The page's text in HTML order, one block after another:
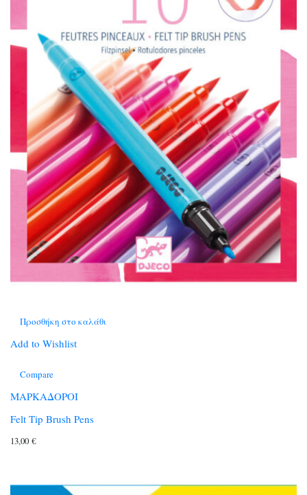
Προσθήκη στο καλάθι
Add to Wishlist
Compare
ΜΑΡΚΑΔΟΡΟΙ
Felt Tip Brush Pens
13,00 €